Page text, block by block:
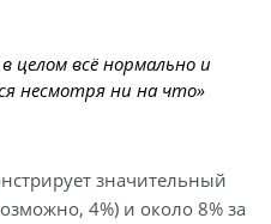
целом всё нормально и
несмотря ни на что»
значительный
4%) и около 8% за